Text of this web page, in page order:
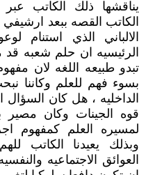
يناقشها ذلك الكاتب
الكاتب القصه ببعد
الالباني الذي استنام
الرئيسيه ان حلم شعبه
تبدو طبيعه اللغه لان
بسوء فهم للعلم وكاننا
الداخليه ، هل كان
قوه الجينات وكان
لمسيره العلم كمفهوم
وبذلك يعيدنا الكاتب
العوائق الاجتماعيه